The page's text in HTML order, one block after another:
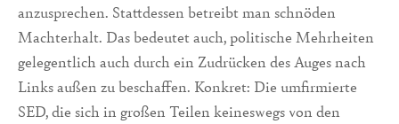
anzusprechen. Stattdessen betreibt man schnöden
Machterhalt. Das bedeutet auch, politische Mehrheiten
gelegentlich auch durch ein Zudrücken des Auges nach
Links außen zu beschaffen. Konkret: Die umfirmierte
SED, die sich in großen Teilen keineswegs von den